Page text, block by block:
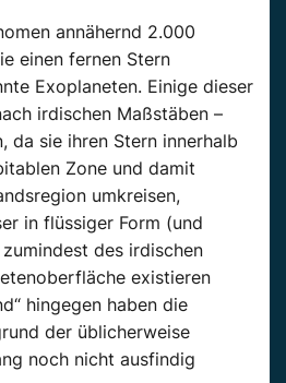
annähernd 2.000
einen fernen Stern
Exoplaneten. Einige dieser
irdischen Maßstäben –
da sie ihren Stern innerhalb
Zone und damit
umkreisen,
in flüssiger Form (und
des irdischen
existieren
hingegen haben die
der üblicherweise
noch nicht ausfindig